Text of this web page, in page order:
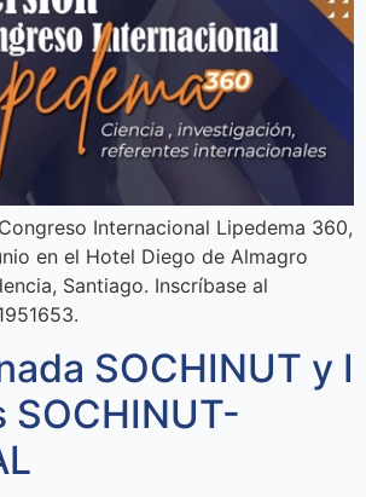
Internacional Lipedema 360,
en el Hotel Diego de Almagro
Santiago. Inscríbase al
SOCHINUT y I
SOCHINUT-